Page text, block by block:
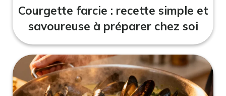
Courgette farcie : recette simple et
savoureuse à préparer chez soi